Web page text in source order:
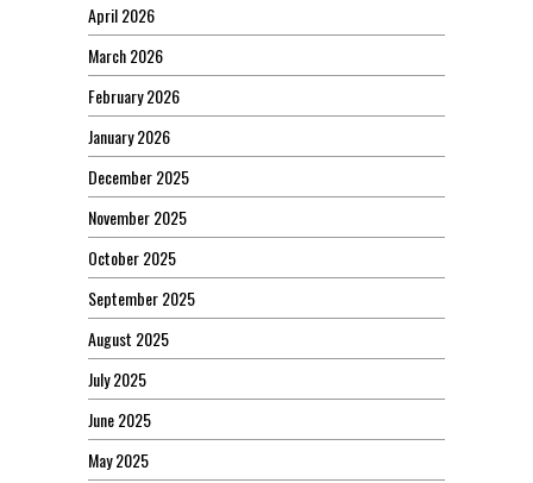
April 2026
March 2026
February 2026
January 2026
December 2025
November 2025
October 2025
September 2025
August 2025
July 2025
June 2025
May 2025